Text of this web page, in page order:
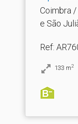
Novo,
Coimbra
e São
Ref:
133 m2